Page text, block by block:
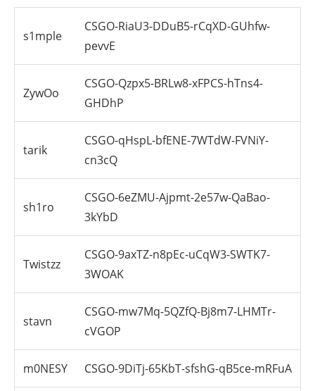
s1mple
CSGO-RiaU3-DDuB5-rCqXD-GUhfw-
pevvE
ZywOo
CSGO-Qzpx5-BRLw8-xFPCS-hTns4-
GHDhP
tarik
CSGO-qHspL-bfENE-7WTdW-FVNiY-
cn3cQ
sh1ro
CSGO-6eZMU-Ajpmt-2e57w-QaBao-
3kYbD
Twistzz
CSGO-9axTZ-n8pEc-uCqW3-SWTK7-
3WOAK
stavn
CSGO-mw7Mq-5QZfQ-Bj8m7-LHMTr-
cVGOP
m0NESY CSGO-9DiTj-65KbT-sfshG-qB5ce-mRFuA